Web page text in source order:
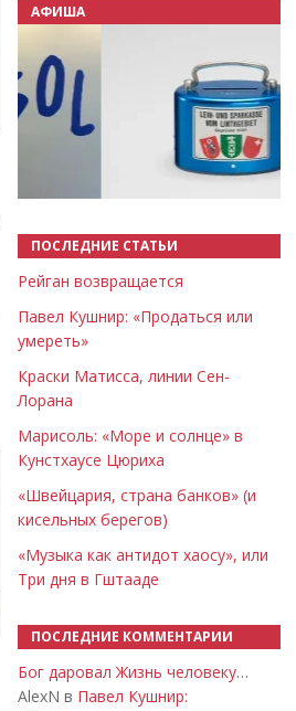
АФИША
ПОСЛЕДНИЕ СТАТЬИ
Рейган возвращается
Павел Кушнир: «Продаться или
умереть»
Краски Матисса, линии Сен-
Лорана
Марисоль: «Море и солнце» в
Кунстхаусе Цюриха
«Швейцария, страна банков» (и
кисельных берегов)
«Музыка как антидот хаосу», или
Три дня в Гштааде
ПОСЛЕДНИЕ КОММЕНТАРИИ
Бог даровал Жизнь человеку…
AlexN в Павел Кушнир: